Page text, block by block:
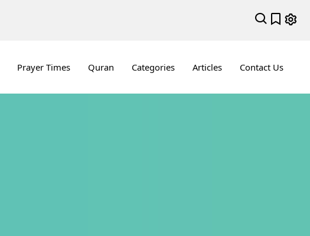
Prayer Times Quran Categories Articles Contact Us